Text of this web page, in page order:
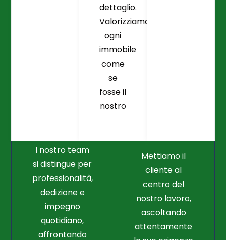
dettaglio.
Valorizziamo
ogni
immobile
come
se
fosse il
nostro
l nostro team
si distingue per
professionalità,
dedizione e
impegno
quotidiano,
affrontando
Mettiamo il
cliente al
centro del
nostro lavoro,
ascoltando
attentamente